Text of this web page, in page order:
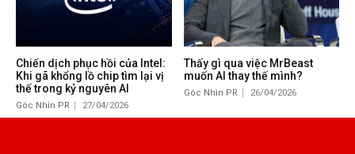
Chiến dịch phục hồi của Intel:
Khi gã khổng lồ chip tìm lại vị
thế trong kỷ nguyên AI
Góc Nhìn PR 27/04/2026
Thấy gì qua việc MrBeast
muốn AI thay thế mình?
Góc Nhìn PR 26/04/2026